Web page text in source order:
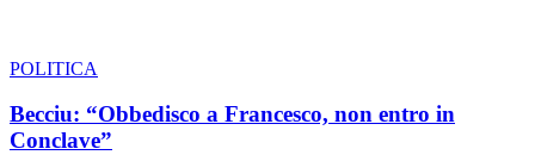
POLITICA
Becciu: “Obbedisco a Francesco, non entro in
Conclave”